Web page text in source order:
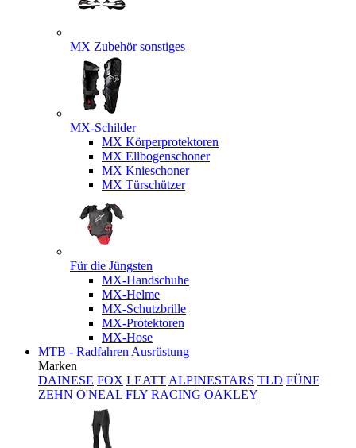
MX Zubehör sonstiges
MX-Schilder
MX Körperprotektoren
MX Ellbogenschoner
MX Knieschoner
MX Türschützer
Für die Jüngsten
MX-Handschuhe
MX-Helme
MX-Schutzbrille
MX-Protektoren
MX-Hose
MTB - Radfahren Ausrüstung
Marken
DAINESE FOX LEATT ALPINESTARS TLD FÜNF
ZEHN O'NEAL FLY RACING OAKLEY